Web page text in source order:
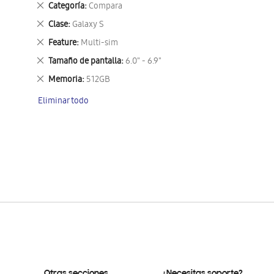
Categoría Compara
Eliminar
este
artículo
Clase Galaxy S
Eliminar
este
artículo
Feature Multi-sim
Eliminar
este
artículo
Tamaño de pantalla 6.0" - 6.9"
Eliminar
este
artículo
Memoria 512GB
Eliminar
artículo
Eliminar todo